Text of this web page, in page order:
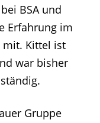
BSA und
Erfahrung im
mit. Kittel ist
war bisher
Gruppe